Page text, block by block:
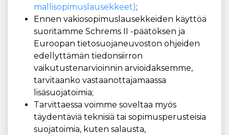
mallisopimuslausekkeet);
Ennen vakiosopimuslausekkeiden käyttöä
suoritamme Schrems II -päätöksen ja
Euroopan tietosuojaneuvoston ohjeiden
edellyttämän tiedonsiirron
vaikutustenarvioinnin arvioidaksemme,
tarvitaanko vastaanottajamaassa
lisäsuojatoimia;
Tarvittaessa voimme soveltaa myös
täydentäviä teknisiä tai sopimusperusteisia
suojatoimia, kuten salausta,